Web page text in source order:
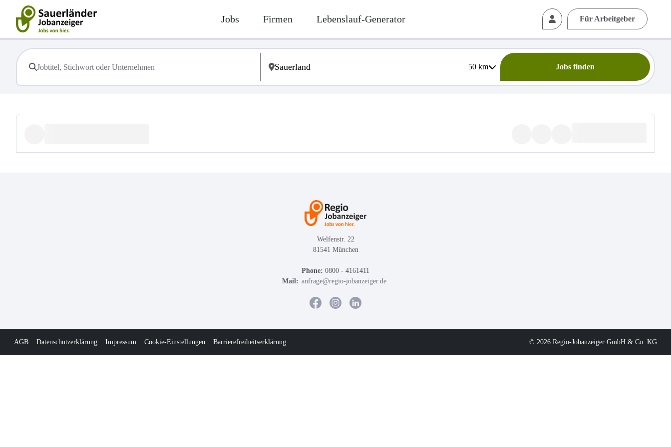
Jobs Firmen Lebenslauf-Generator Für Arbeitgeber
50km Jobs finden
Welfenstr. 22
81541 München
Phone: 0800 - 4161411
Mail: anfrage@regio-jobanzeiger.de
AGB Datenschutzerklärung Impressum Cookie-Einstellungen Barrierefreiheitserklärung © 2026 Regio-Jobanzeiger GmbH & Co. KG